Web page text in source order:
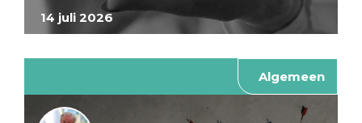
14 juli 2026
Algemeen